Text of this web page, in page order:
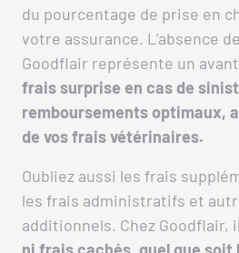
du pourcentage de prise en
votre assurance. L’absence
Goodflair représente un
frais surprise en cas de
remboursements optimaux,
de vos frais vétérinaires.
Oubliez aussi les frais
les frais administratifs et
additionnels. Chez Goodflair, il